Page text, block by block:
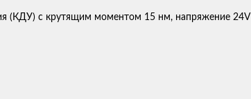
(КДУ) с крутящим моментом 15 нм, напряжение 24V